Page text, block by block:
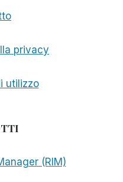
privacy
utilizzo
(RIM)